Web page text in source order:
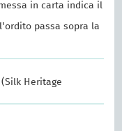
in carta indica il
passa sopra la
(Silk Heritage